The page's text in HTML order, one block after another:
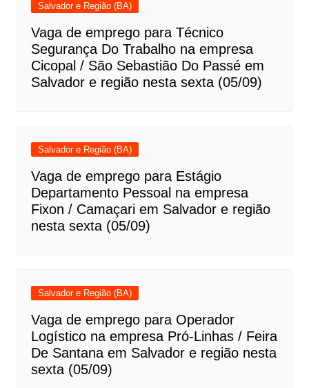
Salvador e Região (BA)
Vaga de emprego para Técnico
Segurança Do Trabalho na empresa
Cicopal / São Sebastião Do Passé em
Salvador e região nesta sexta (05/09)
Salvador e Região (BA)
Vaga de emprego para Estágio
Departamento Pessoal na empresa
Fixon / Camaçari em Salvador e região
nesta sexta (05/09)
Salvador e Região (BA)
Vaga de emprego para Operador
Logístico na empresa Pró-Linhas / Feira
De Santana em Salvador e região nesta
sexta (05/09)